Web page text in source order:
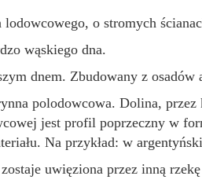
o stromych
wąskiego dna.
dnem. Zbudowany z
polodowcowa. Dolina,
jest profil poprzeczny w
Na przykład: w
uwięziona przez inną